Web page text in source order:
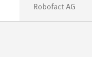
Robofact AG